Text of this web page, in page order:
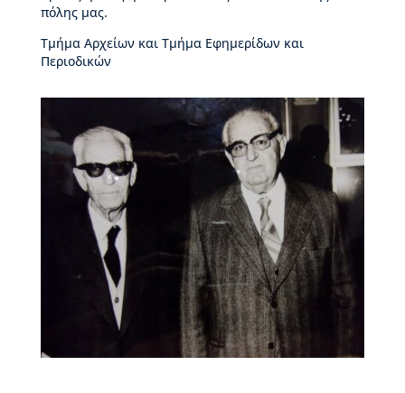
ε
α
ί
ς
ι
γ
πόλης μας.
Τμήμα Αρχείων και Τμήμα Εφημερίδων και
Περιοδικών